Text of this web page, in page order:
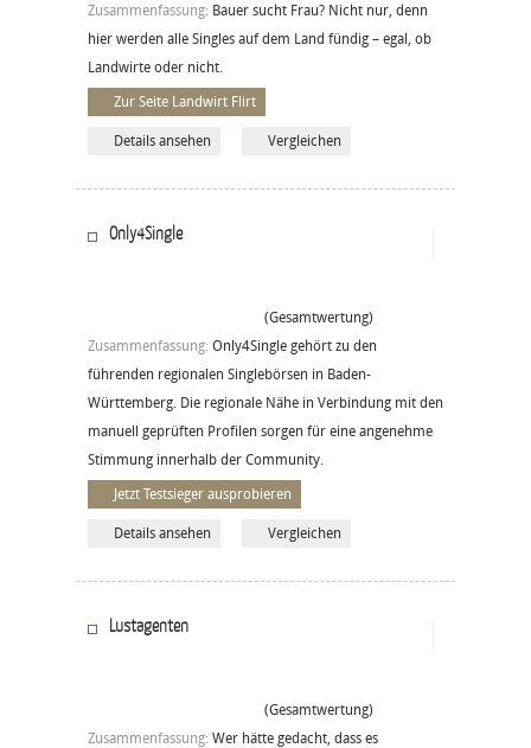
Zusammenfassung: Bauer sucht Frau? Nicht nur, denn
hier werden alle Singles auf dem Land fündig – egal, ob
Landwirte oder nicht.
Zur Seite Landwirt Flirt
Details ansehen Vergleichen
Only4Single
(Gesamtwertung)
Zusammenfassung: Only4Single gehört zu den
führenden regionalen Singlebörsen in Baden-
Württemberg. Die regionale Nähe in Verbindung mit den
manuell geprüften Profilen sorgen für eine angenehme
Stimmung innerhalb der Community.
Jetzt Testsieger ausprobieren
Details ansehen Vergleichen
Lustagenten
(Gesamtwertung)
Zusammenfassung: Wer hätte gedacht, dass es